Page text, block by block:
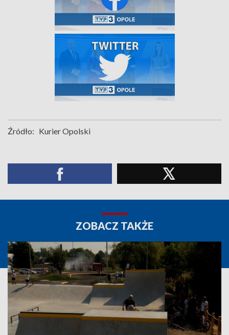
Źródło: Kurier Opolski
ZOBACZ TAKŻE